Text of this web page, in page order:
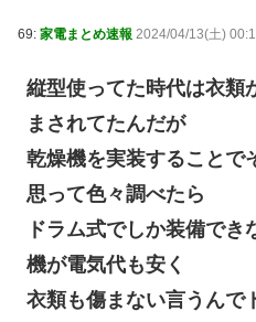
69: 家電まとめ速報 2024/04/13(土)
縦型使ってた時代は衣類
まされてたんだが
乾燥機を実装することで
思って色々調べたら
ドラム式でしか装備で
機が電気代も安く
衣類も傷まない言うんで